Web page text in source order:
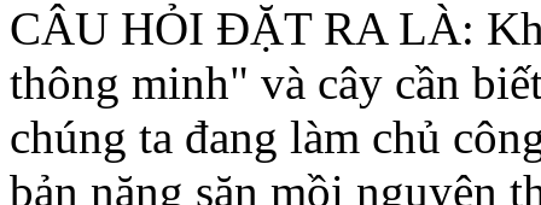
CÂU HỎI ĐẶT RA LÀ:
thông minh" và cây cần
chúng ta đang làm chủ
bản năng săn mồi nguyên